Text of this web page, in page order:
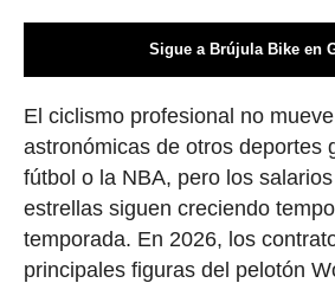
Sigue a Brújula Bike en
El ciclismo profesional no
astronómicas de otros deportes
fútbol o la NBA, pero los
estrellas siguen creciendo
temporada. En 2026, los
principales figuras del pelotón